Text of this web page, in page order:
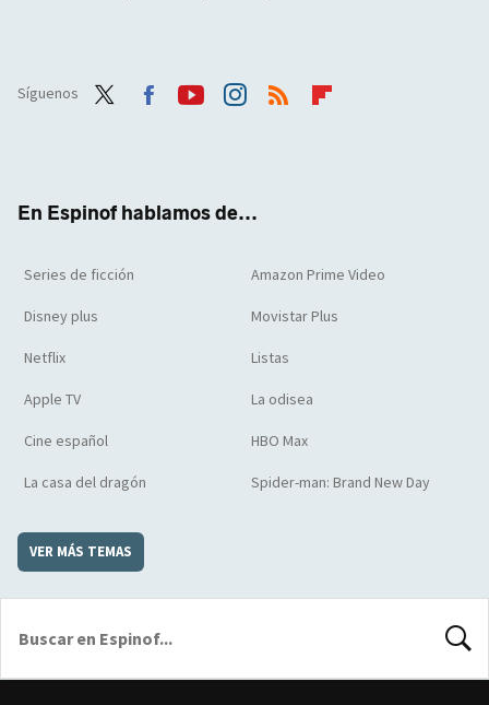
Síguenos
En Espinof hablamos de...
Series de ficción Amazon Prime Video
Disney plus Movistar Plus
Netflix Listas
Apple TV La odisea
Cine español HBO Max
La casa del dragón Spider-man: Brand New Day
VER MÁS TEMAS